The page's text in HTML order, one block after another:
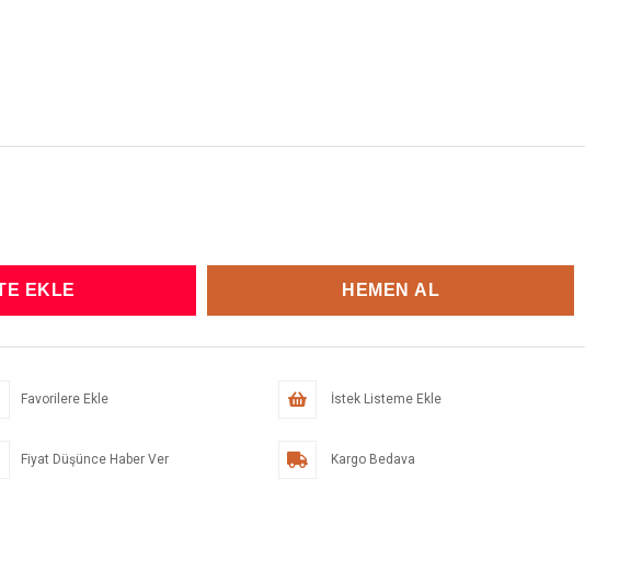
Favorilere Ekle İstek Listeme Ekle
Fiyat Düşünce Haber Ver Kargo Bedava